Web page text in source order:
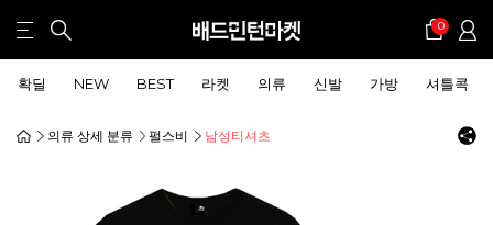
0
확딜 NEW BEST 라켓 의류 신발 가방 셔틀콕
의류 상세 분류 펄스비 남성티셔츠